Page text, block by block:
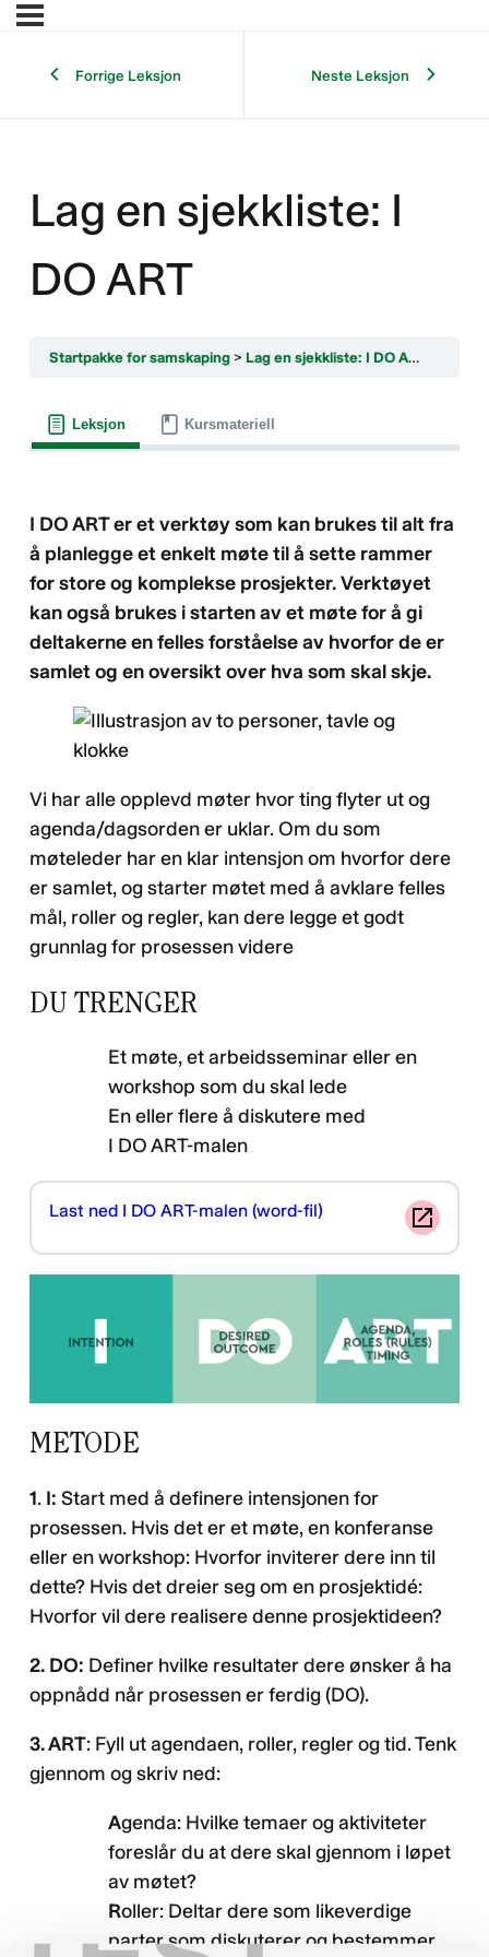
Forrige Leksjon Neste Leksjon
Lag en sjekkliste: I
DO ART
Startpakke for samskaping Lag en sjekkliste: I DO ART
Leksjon Kursmateriell
I DO ART er et verktøy som kan brukes til alt fra
å planlegge et enkelt møte til å sette rammer
for store og komplekse prosjekter. Verktøyet
kan også brukes i starten av et møte for å gi
deltakerne en felles forståelse av hvorfor de er
samlet og en oversikt over hva som skal skje.
Vi har alle opplevd møter hvor ting flyter ut og
agenda/dagsorden er uklar. Om du som
møteleder har en klar intensjon om hvorfor dere
er samlet, og starter møtet med å avklare felles
mål, roller og regler, kan dere legge et godt
grunnlag for prosessen videre
DU TRENGER
Et møte, et arbeidsseminar eller en
workshop som du skal lede
En eller flere å diskutere med
I DO ART-malen
Last ned I DO ART-malen (word-fil)
METODE
1. I: Start med å definere intensjonen for
prosessen. Hvis det er et møte, en konferanse
eller en workshop: Hvorfor inviterer dere inn til
dette? Hvis det dreier seg om en prosjektidé:
Hvorfor vil dere realisere denne prosjektideen?
2. DO: Definer hvilke resultater dere ønsker å ha
oppnådd når prosessen er ferdig (DO).
3. ART: Fyll ut agendaen, roller, regler og tid. Tenk
gjennom og skriv ned:
Agenda: Hvilke temaer og aktiviteter
foreslår du at dere skal gjennom i løpet
av møtet?
Roller: Deltar dere som likeverdige
parter som diskuterer og bestemmer